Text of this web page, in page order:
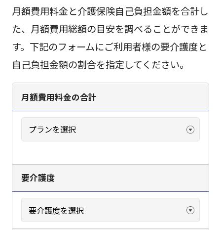
月額費用料金と介護保険自己負担金額を合計し
た、月額費用総額の目安を調べることができま
す。下記のフォームにご利用者様の要介護度と
自己負担金額の割合を指定してください。
月額費用料金の合計
要介護度